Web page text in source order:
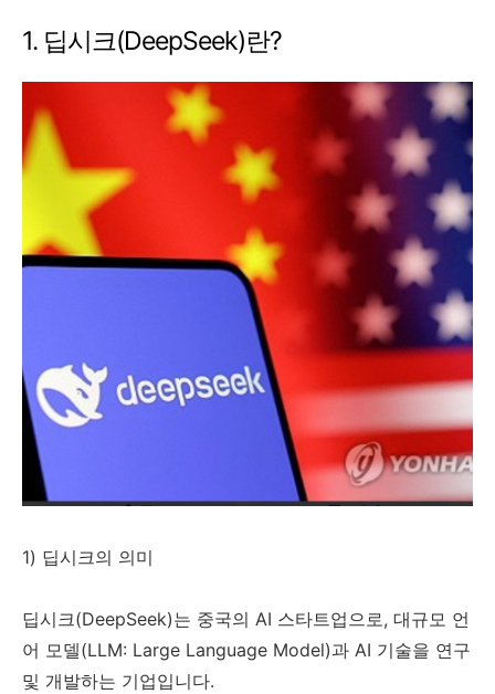
1. 딥시크(DeepSeek)란?
1) 딥시크의 의미
딥시크(DeepSeek)는 중국의 AI 스타트업으로, 대규모 언
어 모델(LLM: Large Language Model)과 AI 기술을 연구
및 개발하는 기업입니다.